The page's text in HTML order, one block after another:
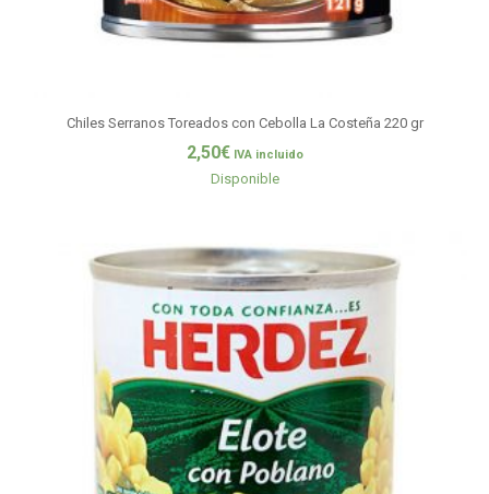
Chiles Serranos Toreados con Cebolla La Costeña 220 gr
2,50€ IVA incluido
Disponible